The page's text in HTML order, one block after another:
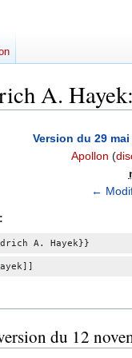
A.
Version du 29 mai
Apollon (
←
A. Hayek}}
du 12